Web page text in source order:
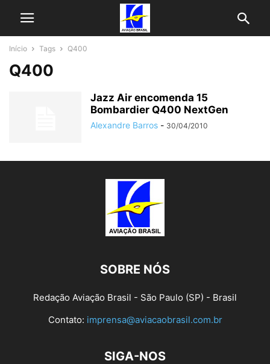
Início Tags Q400
Q400
Jazz Air encomenda 15
Bombardier Q400 NextGen
Alexandre Barros - 30/04/2010
SOBRE NÓS
Redação Aviação Brasil - São Paulo (SP) - Brasil
Contato: imprensa@aviacaobrasil.com.br
SIGA-NOS